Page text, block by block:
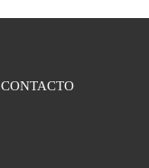
CONTACTO